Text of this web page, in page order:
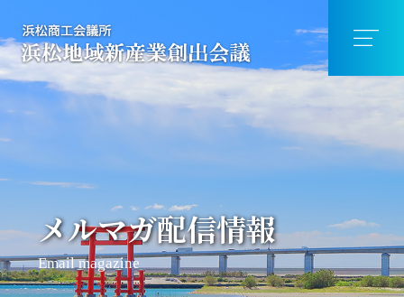
メルマガ配信情報
Email magazine